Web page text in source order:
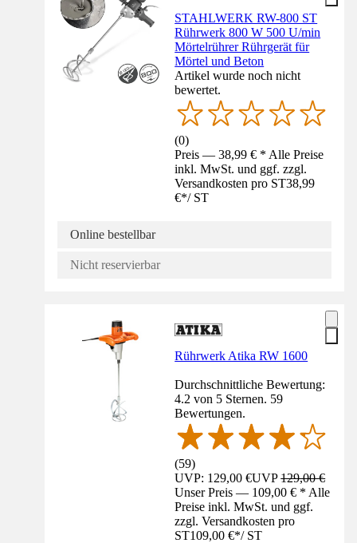
STAHLWERK RW-800 ST
Rührwerk 800 W 500 U/min
Mörtelrührer Rührgerät für
Mörtel und Beton
Artikel wurde noch nicht
bewertet.
(0)
Preis — 38,99 € * Alle Preise
inkl. MwSt. und ggf. zzgl.
Versandkosten pro ST38,99
€*/ ST
Online bestellbar
Nicht reservierbar
Rührwerk Atika RW 1600
Durchschnittliche Bewertung:
4.2 von 5 Sternen. 59
Bewertungen.
(59)
UVP: 129,00 €UVP129,00 €
Unser Preis — 109,00 € * Alle
Preise inkl. MwSt. und ggf.
zzgl. Versandkosten pro
ST109,00 €*/ ST